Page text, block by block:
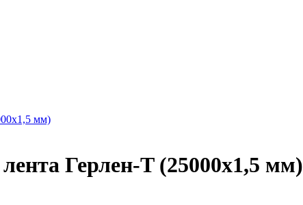
Герлен-T (25000х1,5 мм)